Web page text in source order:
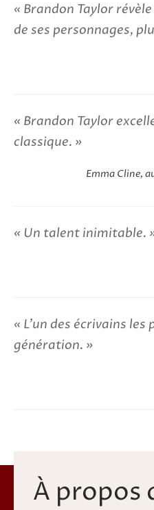
Brandon Taylor
de ses personnages,
Brandon Taylor
classique.
Emma Cline,
Un talent inimitable.
L'un des écrivains
génération.
À propos